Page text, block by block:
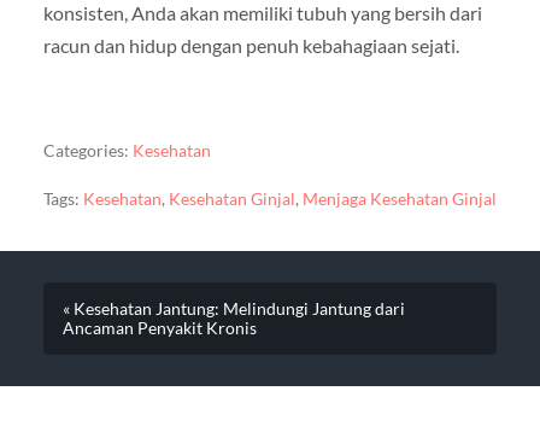
konsisten, Anda akan memiliki tubuh yang bersih dari
racun dan hidup dengan penuh kebahagiaan sejati.
Categories: Kesehatan
Tags: Kesehatan, Kesehatan Ginjal, Menjaga Kesehatan Ginjal
« Kesehatan Jantung: Melindungi Jantung dari
Ancaman Penyakit Kronis